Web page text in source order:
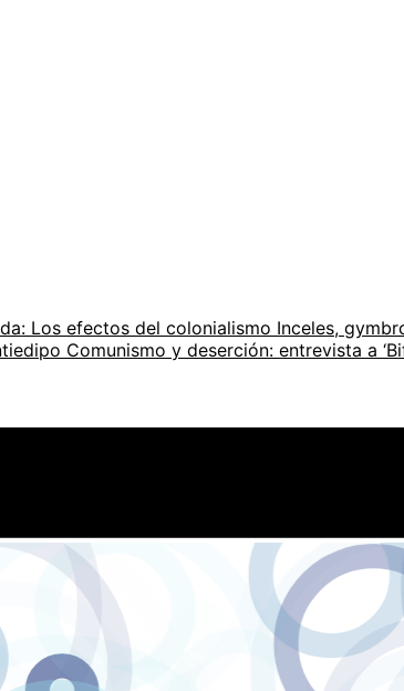
Los efectos del colonialismo Inceles,
Comunismo y deserción: entrevista a